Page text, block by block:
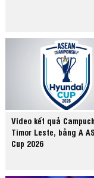
Video kết quả
Timor Leste, bảng A
Cup 2026